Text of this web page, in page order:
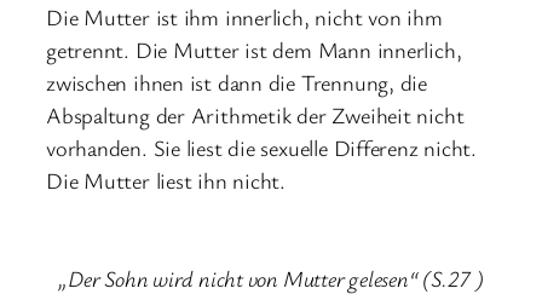
Die Mutter ist ihm innerlich, nicht von ihm
getrennt. Die Mutter ist dem Mann innerlich,
zwischen ihnen ist dann die Trennung, die
Abspaltung der Arithmetik der Zweiheit nicht
vorhanden. Sie liest die sexuelle Differenz nicht.
Die Mutter liest ihn nicht.
„Der Sohn wird nicht von Mutter gelesen“ (S.27 )